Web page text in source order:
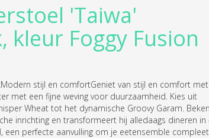
'Taiwa'
kleur Foggy Fusion
stijl en comfortGeniet van stijl en comfort
met een fijne weving voor duurzaamheid. Kies uit
Wheat tot het dynamische Groovy Garam.
inrichting en transformeert hij alledaags dineren in
perfecte aanvulling om je eetensemble